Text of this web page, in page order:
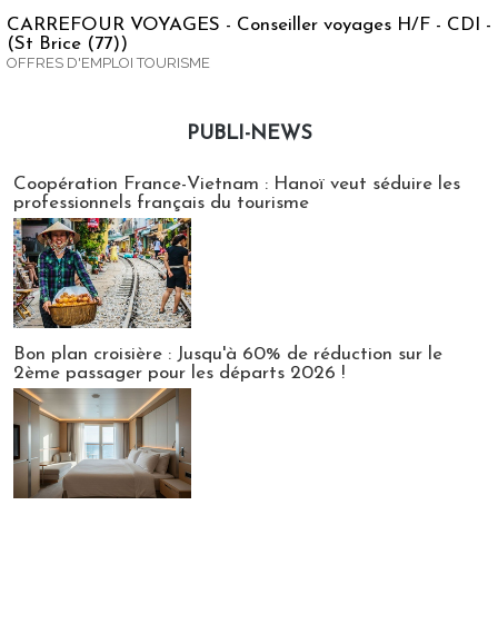
CARREFOUR VOYAGES - Conseiller voyages H/F - CDI -
(St Brice (77))
OFFRES D'EMPLOI TOURISME
PUBLI-NEWS
Coopération France-Vietnam : Hanoï veut séduire les
professionnels français du tourisme
Bon plan croisière : Jusqu'à 60% de réduction sur le
2ème passager pour les départs 2026 !